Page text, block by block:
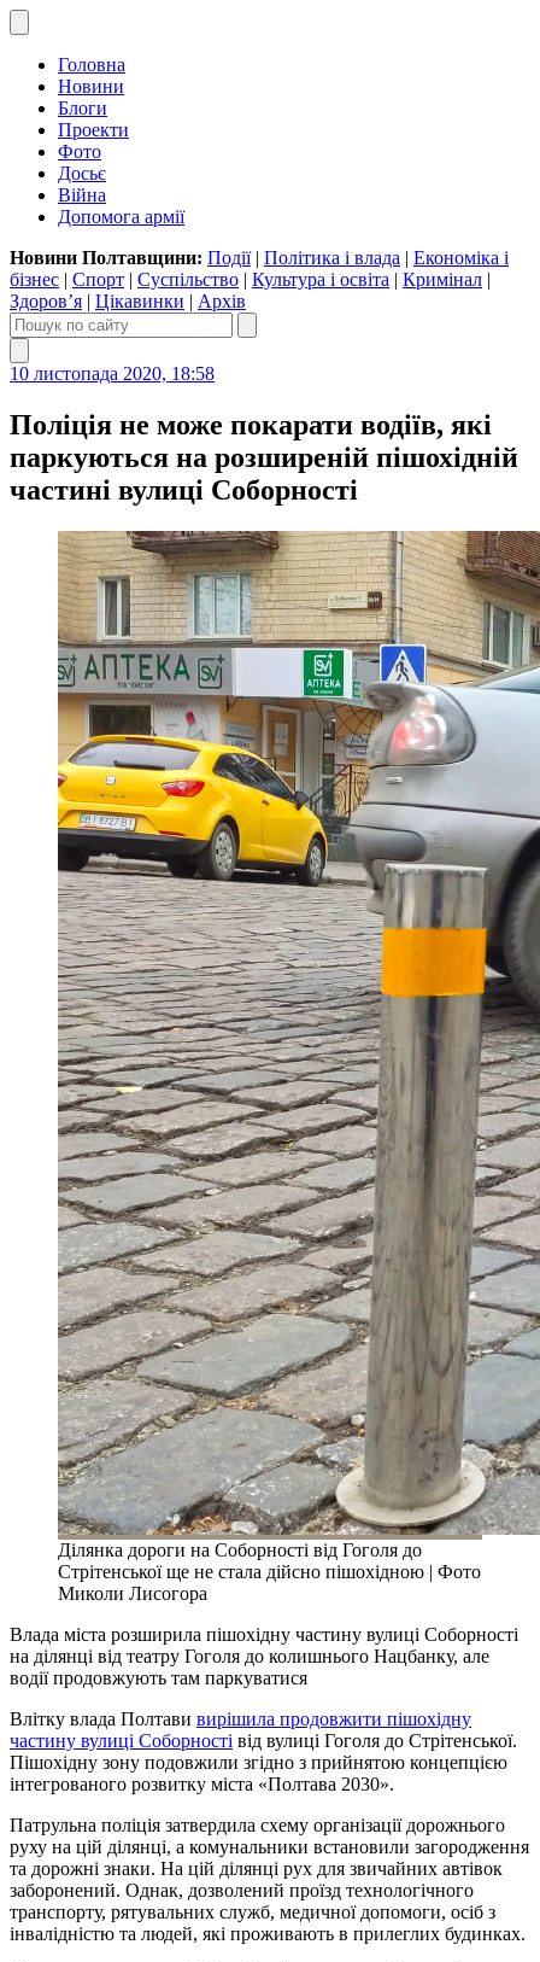
Головна
Новини
Блоги
Проекти
Фото
Досьє
Війна
Допомога армії
Новини Полтавщини: Події| Політика і влада | Економіка і
бізнес | Спорт | Суспільство | Культура і освіта | Кримінал |
Здоров’я | Цікавинки | Архів
10 листопада 2020, 18:58
Поліція не може покарати водіїв, які
паркуються на розширеній пішохідній
частині вулиці Соборності
Ділянка дороги на Соборності від Гоголя до
Стрітенської ще не стала дійсно пішохідною | Фото
Миколи Лисогора
Влада міста розширила пішохідну частину вулиці Соборності
на ділянці від театру Гоголя до колишнього Нацбанку, але
водії продовжують там паркуватися
Влітку влада Полтави вирішила продовжити пішохідну
частину вулиці Соборності від вулиці Гоголя до Стрітенської.
Пішохідну зону подовжили згідно з прийнятою концепцією
інтегрованого розвитку міста «Полтава 2030».
Патрульна поліція затвердила схему організації дорожнього
руху на цій ділянці, а комунальники встановили загородження
та дорожні знаки. На цій ділянці рух для звичайних автівок
заборонений. Однак, дозволений проїзд технологічного
транспорту, рятувальних служб, медичної допомоги, осіб з
інвалідністю та людей, які проживають в прилеглих будинках.